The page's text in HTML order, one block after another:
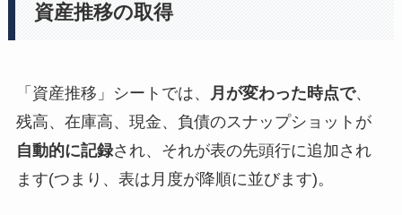
資産推移の取得
「資産推移」シートでは、 月が変わった時点で、
残高、在庫高、現金、負債のスナップショットが
自動的に記録され、それが表の先頭行に追加され
ます(つまり、表は月度が降順に並びます)。